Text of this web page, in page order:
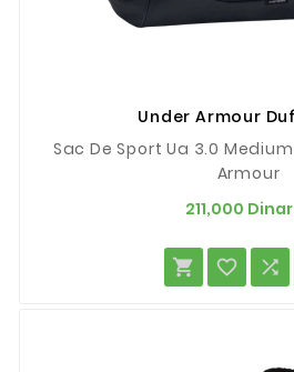
Under Armour
Sac De Sport Ua 3.0
Armour
211,000
  